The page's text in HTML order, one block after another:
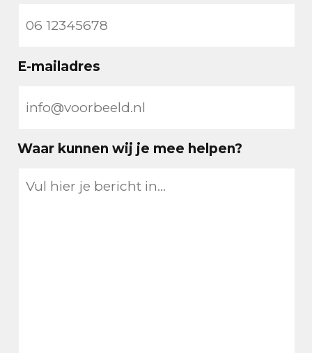
E-mailadres
Waar kunnen wij je mee helpen?